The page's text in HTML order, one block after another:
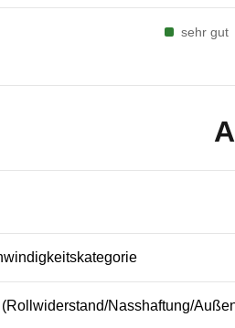
sehr gut
Nasshaftung/